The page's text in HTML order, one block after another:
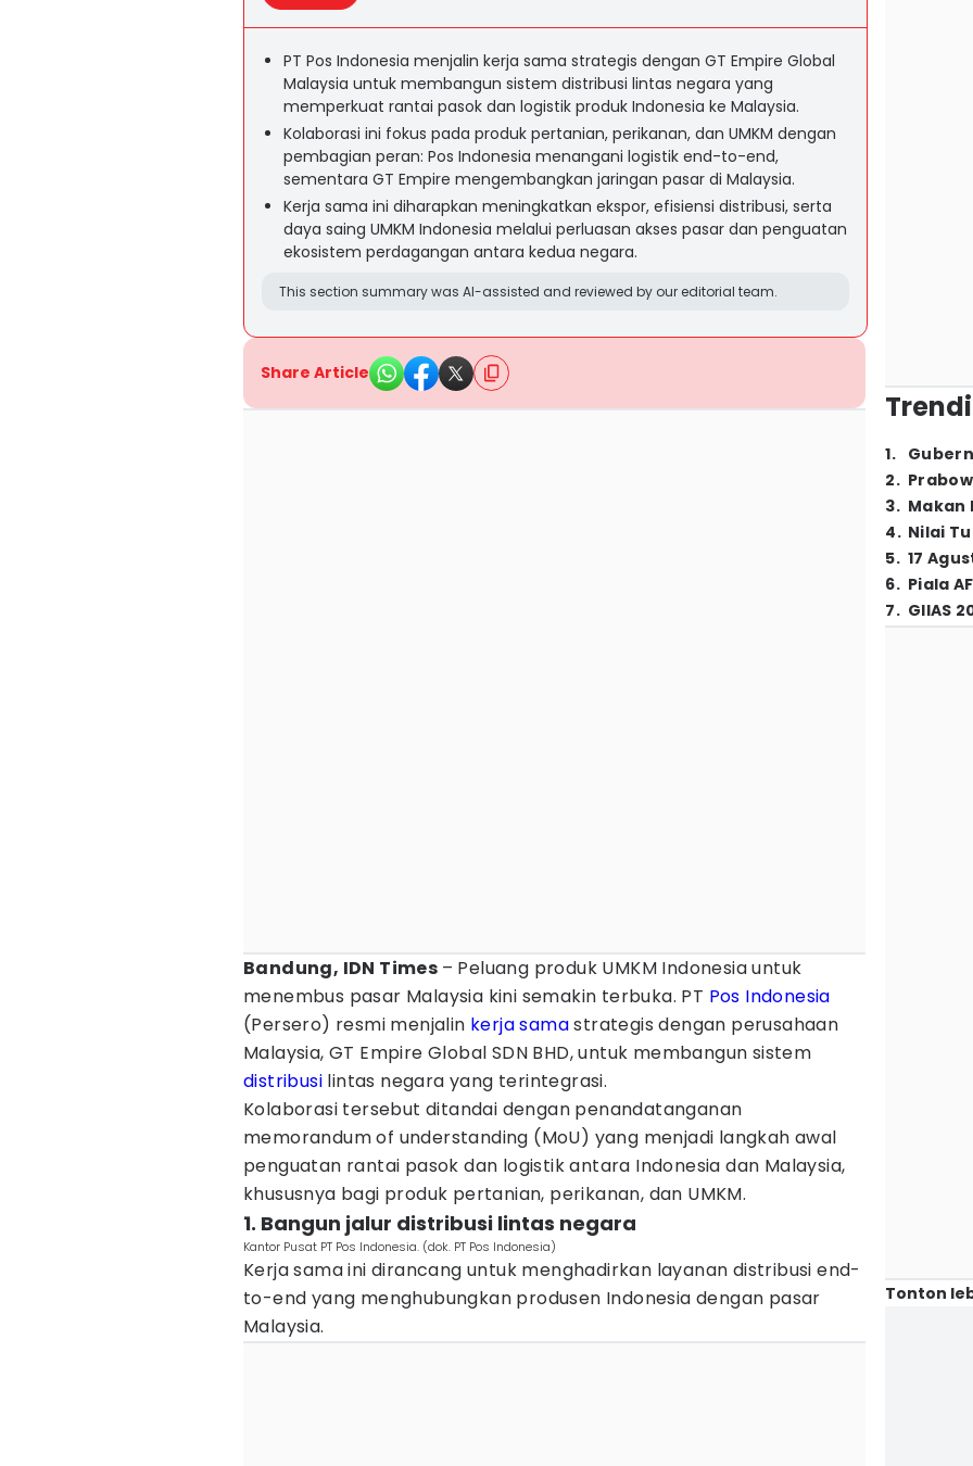
PT Pos Indonesia menjalin kerja sama strategis dengan GT Empire Global
Malaysia untuk membangun sistem distribusi lintas negara yang
memperkuat rantai pasok dan logistik produk Indonesia ke Malaysia.
Kolaborasi ini fokus pada produk pertanian, perikanan, dan UMKM dengan
pembagian peran: Pos Indonesia menangani logistik end-to-end,
sementara GT Empire mengembangkan jaringan pasar di Malaysia.
Kerja sama ini diharapkan meningkatkan ekspor, efisiensi distribusi, serta
daya saing UMKM Indonesia melalui perluasan akses pasar dan penguatan
ekosistem perdagangan antara kedua negara.
This section summary was AI-assisted and reviewed by our editorial team.
Share Article
Bandung, IDN Times – Peluang produk UMKM Indonesia untuk
menembus pasar Malaysia kini semakin terbuka. PT Pos Indonesia
(Persero) resmi menjalin kerja samastrategis dengan perusahaan
Malaysia, GT Empire Global SDN BHD, untuk membangun sistem
distribusi lintas negara yang terintegrasi.
Kolaborasi tersebut ditandai dengan penandatanganan
memorandum of understanding (MoU) yang menjadi langkah awal
penguatan rantai pasok dan logistik antara Indonesia dan Malaysia,
khususnya bagi produk pertanian, perikanan, dan UMKM.
1. Bangun jalur distribusi lintas negara
Kantor Pusat PT Pos Indonesia. (dok. PT Pos Indonesia)
Kerja sama ini dirancang untuk menghadirkan layanan distribusi end-
to-end yang menghubungkan produsen Indonesia dengan pasar
Malaysia.
1.
2.
3. Makan
4. Nilai
5. 17
6. Piala
7. GIIAS
Tonton